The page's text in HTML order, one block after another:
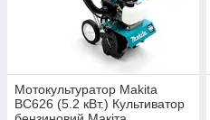
Мотокультуратор Makita
BC626 (5.2 кВт.) Культиватор